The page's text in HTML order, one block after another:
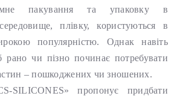
пакування та упаковку в
плівку, користуються в
популярністю. Однак навіть
рано чи пізно починає потребувати
– пошкоджених чи зношених.
SILICONES» пропонує придбати